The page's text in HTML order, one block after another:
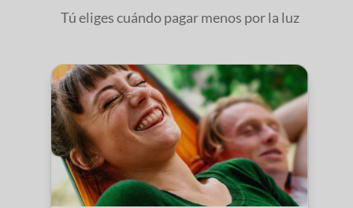
Tú eliges cuándo pagar menos por la luz